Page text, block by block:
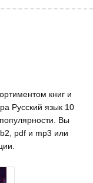
книг и
Русский язык 10
Вы
pdf и mp3 или